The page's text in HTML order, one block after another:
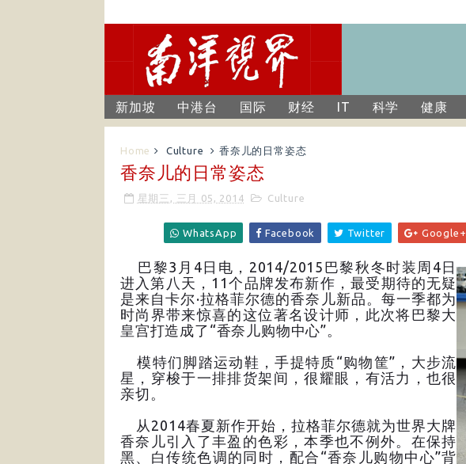
新加坡 中港台 国际 财经 IT 科学 健康
Home Culture 香奈儿的日常姿态
香奈儿的日常姿态
星期三, 三月 05, 2014 Culture
WhatsApp Facebook Twitter Google+
巴黎3月4日电，2014/2015巴黎秋冬时装周4日
进入第八天，11个品牌发布新作，最受期待的无疑
是来自卡尔·拉格菲尔德的香奈儿新品。每一季都为
时尚界带来惊喜的这位著名设计师，此次将巴黎大
皇宫打造成了“香奈儿购物中心”。
模特们脚踏运动鞋，手提特质“购物筐”，大步流
星，穿梭于一排排货架间，很耀眼，有活力，也很
亲切。
从2014春夏新作开始，拉格菲尔德就为世界大牌
香奈儿引入了丰盈的色彩，本季也不例外。在保持
黑、白传统色调的同时，配合“香奈儿购物中心”背